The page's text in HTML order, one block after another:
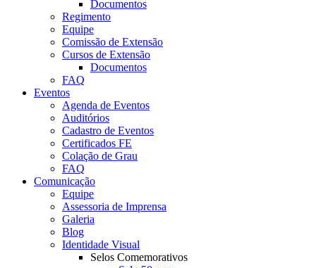
Documentos
Regimento
Equipe
Comissão de Extensão
Cursos de Extensão
Documentos
FAQ
Eventos
Agenda de Eventos
Auditórios
Cadastro de Eventos
Certificados FE
Colação de Grau
FAQ
Comunicação
Equipe
Assessoria de Imprensa
Galeria
Blog
Identidade Visual
Selos Comemorativos